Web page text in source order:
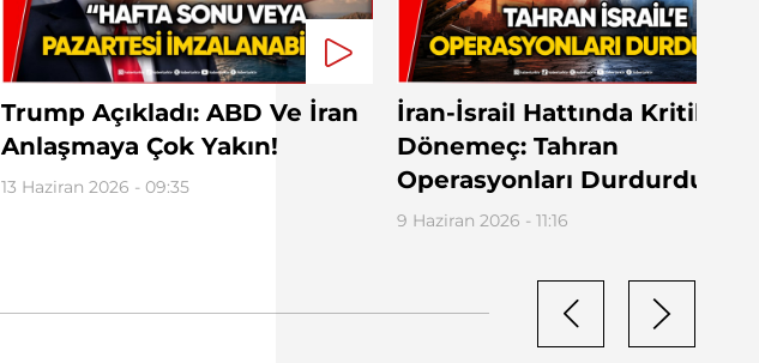
Trump Açıkladı: ABD Ve İran
Anlaşmaya Çok Yakın!
13 Haziran 2026 - 09:35
İran-İsrail Hattında Kritik
Dönemeç: Tahran
Operasyonları Durdurdu!
9 Haziran 2026 - 11:16